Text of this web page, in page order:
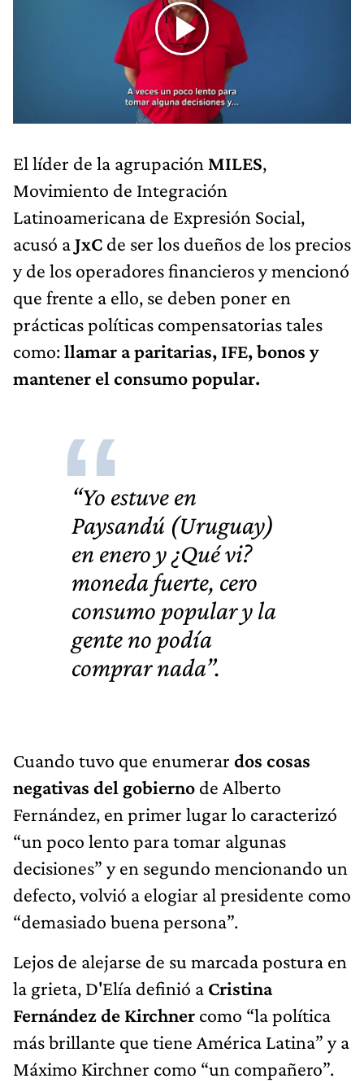
El líder de la agrupación MILES,
Movimiento de Integración
Latinoamericana de Expresión Social,
acusó aJxC de ser los dueños de los precios
y de los operadores financieros y mencionó
que frente a ello, se deben poner en
prácticas políticas compensatorias tales
como:llamar a paritarias, IFE, bonos y
mantener el consumo popular.
“Yo estuve en
Paysandú (Uruguay)
en enero y ¿Qué vi?
moneda fuerte, cero
consumo popular y la
gente no podía
comprar nada”.
Cuando tuvo que enumerar dos cosas
negativas del gobierno de Alberto
Fernández, en primer lugar lo caracterizó
“un poco lento para tomar algunas
decisiones” y en segundo mencionando un
defecto, volvió a elogiar al presidente como
“demasiado buena persona”.
Lejos de alejarse de su marcada postura en
la grieta, D'Elía definió a Cristina
Fernández de Kirchner como “la política
más brillante que tiene América Latina” y a
Máximo Kirchner como “un compañero”.